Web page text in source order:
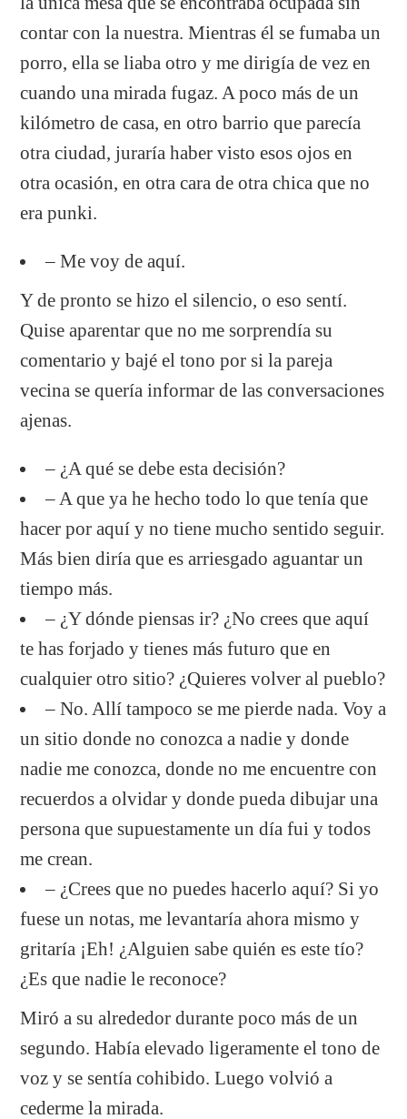
contar con la nuestra. Mientras él se fumaba un
porro, ella se liaba otro y me dirigía de vez en
cuando una mirada fugaz. A poco más de un
kilómetro de casa, en otro barrio que parecía
otra ciudad, juraría haber visto esos ojos en
otra ocasión, en otra cara de otra chica que no
era punki.
– Me voy de aquí.
Y de pronto se hizo el silencio, o eso sentí.
Quise aparentar que no me sorprendía su
comentario y bajé el tono por si la pareja
vecina se quería informar de las conversaciones
ajenas.
– ¿A qué se debe esta decisión?
– A que ya he hecho todo lo que tenía que
hacer por aquí y no tiene mucho sentido seguir.
Más bien diría que es arriesgado aguantar un
tiempo más.
– ¿Y dónde piensas ir? ¿No crees que aquí
te has forjado y tienes más futuro que en
cualquier otro sitio? ¿Quieres volver al pueblo?
– No. Allí tampoco se me pierde nada. Voy a
un sitio donde no conozca a nadie y donde
nadie me conozca, donde no me encuentre con
recuerdos a olvidar y donde pueda dibujar una
persona que supuestamente un día fui y todos
me crean.
– ¿Crees que no puedes hacerlo aquí? Si yo
fuese un notas, me levantaría ahora mismo y
gritaría ¡Eh! ¿Alguien sabe quién es este tío?
¿Es que nadie le reconoce?
Miró a su alrededor durante poco más de un
segundo. Había elevado ligeramente el tono de
voz y se sentía cohibido. Luego volvió a
cederme la mirada.